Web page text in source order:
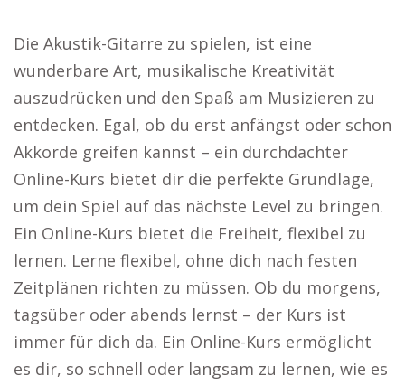
Die Akustik-Gitarre zu spielen, ist eine
wunderbare Art, musikalische Kreativität
auszudrücken und den Spaß am Musizieren zu
entdecken. Egal, ob du erst anfängst oder schon
Akkorde greifen kannst – ein durchdachter
Online-Kurs bietet dir die perfekte Grundlage,
um dein Spiel auf das nächste Level zu bringen.
Ein Online-Kurs bietet die Freiheit, flexibel zu
lernen. Lerne flexibel, ohne dich nach festen
Zeitplänen richten zu müssen. Ob du morgens,
tagsüber oder abends lernst – der Kurs ist
immer für dich da. Ein Online-Kurs ermöglicht
es dir, so schnell oder langsam zu lernen, wie es